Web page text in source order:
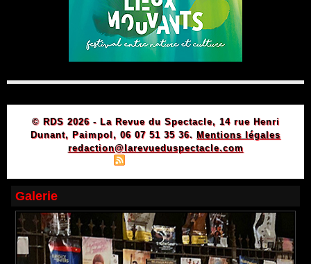
© RDS 2026 - La Revue du Spectacle, 14 rue Henri
Dunant, Paimpol, 06 07 51 35 36. Mentions légales
redaction@larevueduspectacle.com
Galerie